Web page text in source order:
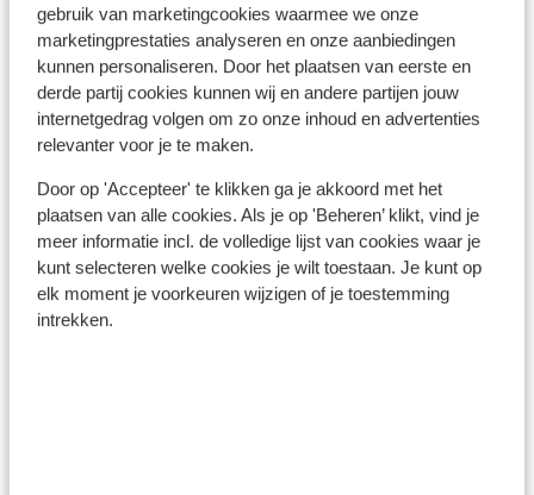
gebruik van marketingcookies waarmee we onze
marketingprestaties analyseren en onze aanbiedingen
kunnen personaliseren. Door het plaatsen van eerste en
derde partij cookies kunnen wij en andere partijen jouw
internetgedrag volgen om zo onze inhoud en advertenties
relevanter voor je te maken.
Door op 'Accepteer' te klikken ga je akkoord met het
plaatsen van alle cookies. Als je op 'Beheren’ klikt, vind je
meer informatie incl. de volledige lijst van cookies waar je
kunt selecteren welke cookies je wilt toestaan. Je kunt op
elk moment je voorkeuren wijzigen of je toestemming
intrekken.
Canazei